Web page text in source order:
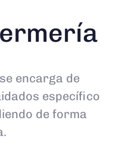
encarga de
específico
de forma